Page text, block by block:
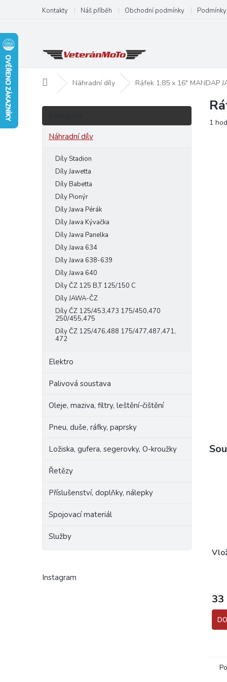
obsah
Kontakty Náš příběh Obchodní podmínky
Domů Náhradní díly Ráfek 1,85 x 16" MANDAP
P
s
Přeskočit
Náhradní díly
Díly Stadion
Díly Jawetta
Díly Babetta
Díly Pionýr
Díly Jawa Pérák
Díly Jawa Kývačka
Díly Jawa Panelka
Díly Jawa 634
Díly Jawa 638-639
Díly Jawa 640
Díly ČZ 125 B,T 125/150 C
Díly JAWA-ČZ
Díly ČZ 125/453,473 175/450,470
250/455,475
Díly ČZ 125/476,488 175/477,487,471,
472
Elektro
Palivová soustava
Oleje, maziva, filtry, leštění-čištění
Pneu, duše, ráfky, paprsky
Ložiska, gufera, segerovky, O-kroužky
Řetězy
Příslušenství, doplňky, nálepky
Spojovací materiál
Služby
Instagram
1
je
5,0
z
33